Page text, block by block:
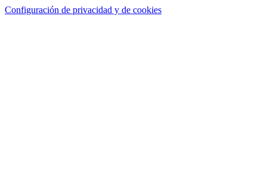
Configuración de privacidad y de cookies